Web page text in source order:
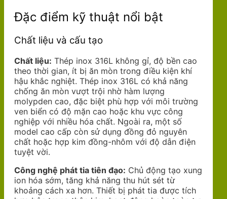
Đặc điểm kỹ thuật nổi bật
Chất liệu và cấu tạo
Chất liệu: Thép inox 316L không gỉ, độ bền cao
theo thời gian, ít bị ăn mòn trong điều kiện khí
hậu khắc nghiệt. Thép inox 316L có khả năng
chống ăn mòn vượt trội nhờ hàm lượng
molypden cao, đặc biệt phù hợp với môi trường
ven biển có độ mặn cao hoặc khu vực công
nghiệp với nhiều hóa chất. Ngoài ra, một số
model cao cấp còn sử dụng đồng đỏ nguyên
chất hoặc hợp kim đồng-nhôm với độ dẫn điện
tuyệt vời.
Công nghệ phát tia tiên đạo: Chủ động tạo xung
ion hóa sớm, tăng khả năng thu hút sét từ
khoảng cách xa hơn. Thiết bị phát tia được tích